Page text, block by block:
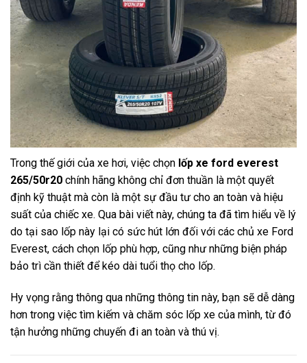
Trong thế giới của xe hơi, việc chọn lốp xe ford everest
265/50r20 chính hãng không chỉ đơn thuần là một quyết
định kỹ thuật mà còn là một sự đầu tư cho an toàn và hiệu
suất của chiếc xe. Qua bài viết này, chúng ta đã tìm hiểu về lý
do tại sao lốp này lại có sức hút lớn đối với các chủ xe Ford
Everest, cách chọn lốp phù hợp, cũng như những biện pháp
bảo trì cần thiết để kéo dài tuổi thọ cho lốp.
Hy vọng rằng thông qua những thông tin này, bạn sẽ dễ dàng
hơn trong việc tìm kiếm và chăm sóc lốp xe của mình, từ đó
tận hưởng những chuyến đi an toàn và thú vị.